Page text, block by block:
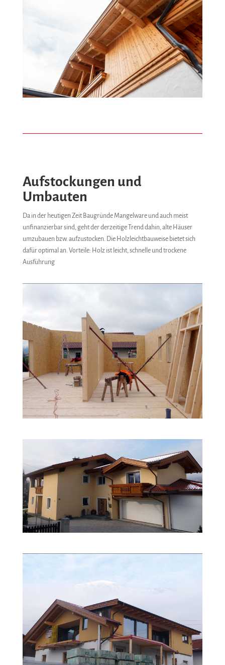
Aufstockungen und
Umbauten
Da in der heutigen Zeit Baugründe Mangelware und auch meist
unfinanzierbar sind, geht der derzeitige Trend dahin, alte Häuser
umzubauen bzw. aufzustocken. Die Holzleichtbauweise bietet sich
dafür optimal an. Vorteile: Holz ist leicht, schnelle und trockene
Ausführung